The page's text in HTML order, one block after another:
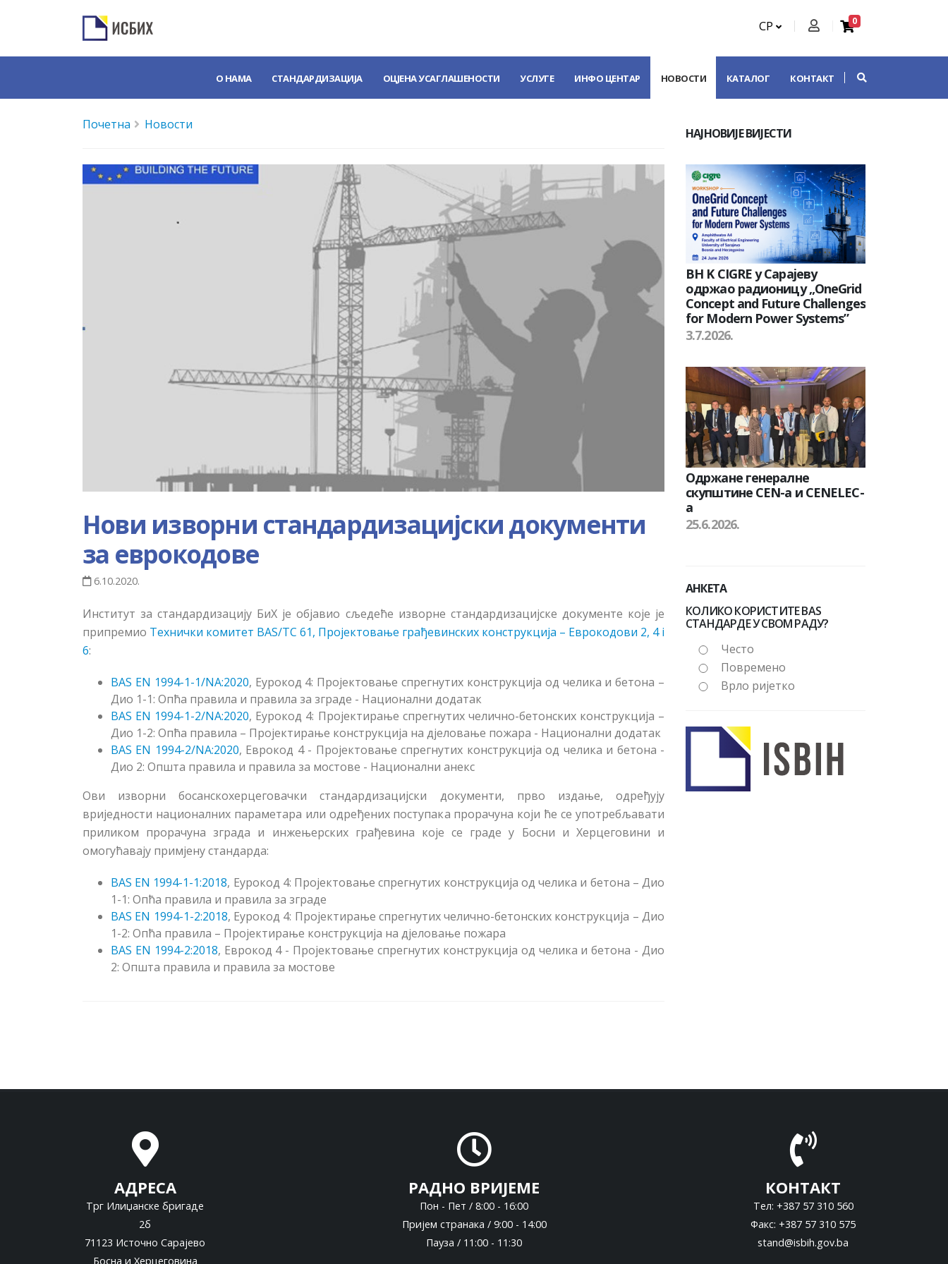
СР 0
О НАМА СТАНДАРДИЗАЦИЈА ОЦЈЕНА УСАГЛАШЕНОСТИ УСЛУГЕ ИНФО ЦЕНТАР НОВОСТИ КАТАЛОГ КОНТАКТ
Почетна Новости
Нови изворни стандардизацијски документи
за еврокодове
6.10.2020.
Институт за стандардизацију БиХ је објавио сљедеће изворне стандардизацијске документе које је
припремио Технички комитет BAS/TC 61, Пројектовање грађевинских конструкција – Еврокодови 2, 4 i
6:
BAS EN 1994-1-1/NA:2020, Еурокод 4: Пројектовање спрегнутих конструкција од челика и бетона –
Дио 1-1: Опћа правила и правила за зграде - Национални додатак
BAS EN 1994-1-2/NA:2020, Еурокод 4: Пројектирање спрегнутих челично-бетонских конструкција –
Дио 1-2: Опћа правила – Пројектирање конструкција на дјеловање пожара - Национални додатак
BAS EN 1994-2/NA:2020, Еврокод 4 - Пројектовање спрегнутих конструкција од челика и бетона -
Дио 2: Општа правила и правила за мостове - Национални анекс
Ови изворни босанскохерцеговачки стандардизацијски документи, прво издање, одређују
вриједности националних параметара или одређених поступака прорачуна који ће се употребљавати
приликом прорачуна зграда и инжењерских грађевина које се граде у Босни и Херцеговини и
омогућавају примјену стандарда:
BAS EN 1994-1-1:2018, Еурокод 4: Пројектовање спрегнутих конструкција од челика и бетона – Дио
1-1: Опћа правила и правила за зграде
BAS EN 1994-1-2:2018, Еурокод 4: Пројектирање спрегнутих челично-бетонских конструкција – Дио
1-2: Опћа правила – Пројектирање конструкција на дјеловање пожара
BAS EN 1994-2:2018, Еврокод 4 - Пројектовање спрегнутих конструкција од челика и бетона - Дио
2: Општа правила и правила за мостове
НАЈНОВИЈЕ ВИЈЕСТИ
BH K CIGRE у Сарајеву
одржао радионицу „OneGrid
Concept and Future Challenges
for Modern Power Systems”
3.7.2026.
Одржане генералне
скупштине CEN-а и CENELEC-
а
25.6.2026.
АНКЕТА
КОЛИКО КОРИСТИТЕ BAS
СТАНДАРДЕ У СВОМ РАДУ?
Често
Повремено
Врло ријетко
АДРЕСА
Трг Илиџанске бригаде
2б
71123 Источно Сарајево
Босна и Херцеговина
РАДНО ВРИЈЕМЕ
Пон - Пет / 8:00 - 16:00
Пријем странака / 9:00 - 14:00
Пауза / 11:00 - 11:30
КОНТАКТ
Тел: +387 57 310 560
Факс: +387 57 310 575
stand@isbih.gov.ba